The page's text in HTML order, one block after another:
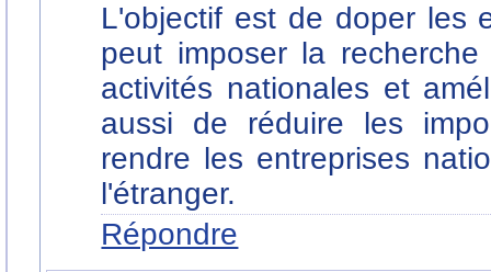
L'objectif est de doper les
peut imposer la
activités nationales et
aussi de réduire les
rendre les entreprises
l'étranger.
Répondre